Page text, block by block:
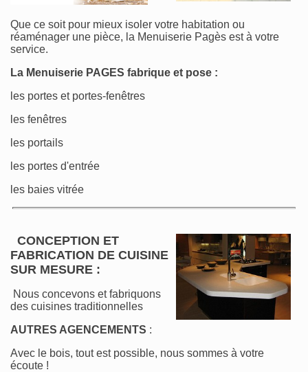
Que ce soit pour mieux isoler votre habitation ou
réaménager une pièce, la Menuiserie Pagès est à votre
service.
La Menuiserie PAGES fabrique et pose :
les portes et portes-fenêtres
les fenêtres
les portails
les portes d'entrée
les baies vitrée
CONCEPTION ET
FABRICATION DE CUISINE
SUR MESURE :
Nous concevons et fabriquons
des cuisines traditionnelles
AUTRES AGENCEMENTS :
Avec le bois, tout est possible, nous sommes à votre
écoute !